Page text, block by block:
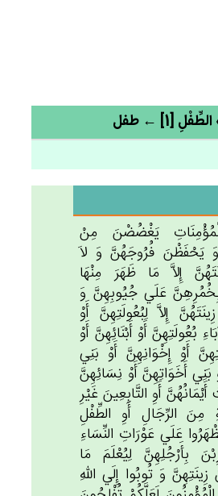
يَغْضُضْن‌َ مِن‌ْ
يَحْفَظْن‌َ فُرُوجَهُن‌َّ وَ لاَ
إِلاَّ مَا ظَهَرَ مِنْهَا
عَلَي‌ جُيُوبِهِن‌َّ وَ
إِلاَّ لِبُعُولَتِهِن‌َّ أَوْ
بُعُولَتِهِن‌َّ أَوْ أَبْنَائِهِن‌َّ أَوْ
أَوْ إِخْوَانِهِن‌َّ أَوْ بَنِي‌
بَنِي‌ أَخَوَاتِهِن‌َّ أَوْ نِسَائِهِن‌َّ
أَوِ التَّابِعِين‌َ غَيْرِ
مِن‌َ الرِّجَال‌ِ أَوِ الطِّفْل‌ِ
عَلَي‌ عَوْرَات‌ِ النِّسَاءِ
بِأَرْجُلِهِن‌َّ لِيُعْلَم‌َ مَا
وَ تُوبُوا إِلَي‌ الله‌ِ